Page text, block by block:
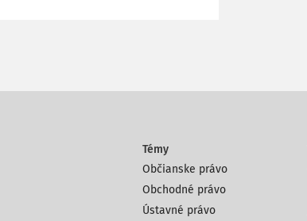
Témy
Občianske právo
Obchodné právo
Ústavné právo